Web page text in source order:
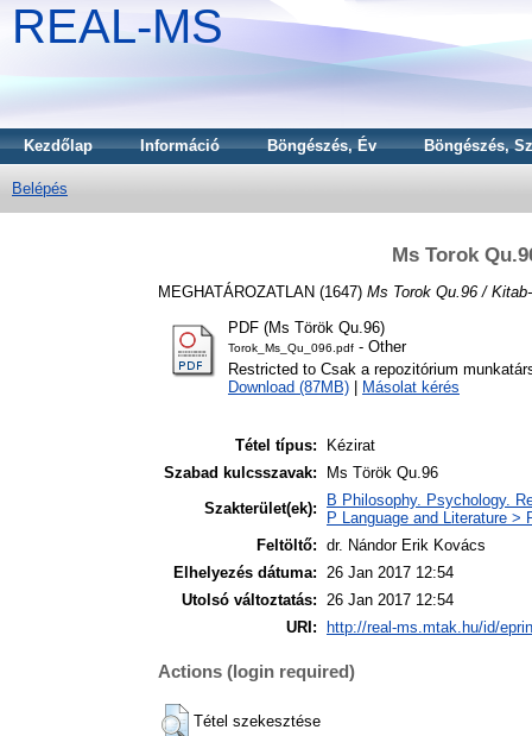
REAL-MS
Kezdőlap Információ Böngészés, Év Böngészés,
Belépés
Ms Torok
MEGHATÁROZATLAN (1647) Ms Torok Qu.96 /
PDF (Ms Török Qu.96)
Torok_Ms_Qu_096.pdf - Other
Restricted to Csak a repozitórium
Download (87MB)
Másolat kérés
Tétel típus:
Kézirat
Szabad kulcsszavak:
Ms Török Qu.96
Szakterület(ek):
B Philosophy. Psychology.
P Language and Literature >
Feltöltő: dr. Nándor Erik Kovács
Elhelyezés dátuma: 26 Jan 2017 12:54
Utolsó változtatás: 26 Jan 2017 12:54
URI:
http://real-ms.mtak.hu/id/
Actions (login required)
Tétel szekesztése